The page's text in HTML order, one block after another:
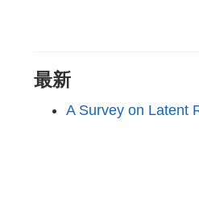
最新
A Survey on Latent